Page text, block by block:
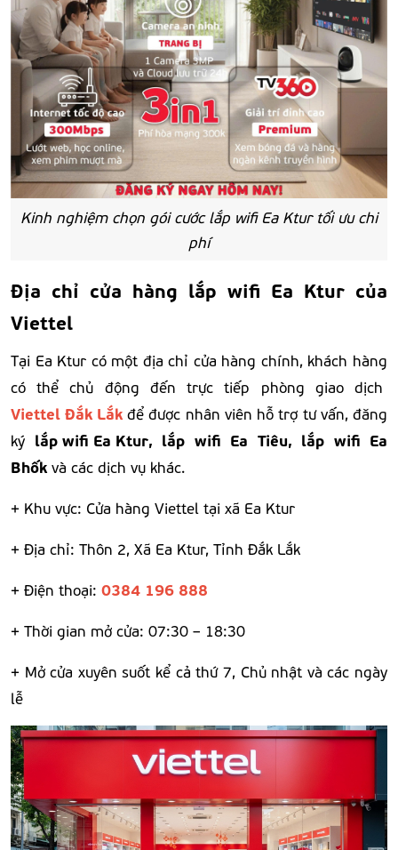
Kinh nghiệm chọn gói cước lắp wifi Ea Ktur tối ưu chi
phí
Địa chỉ cửa hàng lắp wifi Ea Ktur của
Viettel
Tại Ea Ktur có một địa chỉ cửa hàng chính, khách hàng
có thể chủ động đến trực tiếp phòng giao dịch
Viettel Đắk Lắk để được nhân viên hỗ trợ tư vấn, đăng
ký lắp wifi Ea Ktur, lắp wifi Ea Tiêu, lắp wifi Ea
Bhốk và các dịch vụ khác.
+ Khu vực: Cửa hàng Viettel tại xã Ea Ktur
+ Địa chỉ: Thôn 2, Xã Ea Ktur, Tỉnh Đắk Lắk
+ Điện thoại: 0384 196 888
+ Thời gian mở cửa: 07:30 – 18:30
+ Mở cửa xuyên suốt kể cả thứ 7, Chủ nhật và các ngày
lễ